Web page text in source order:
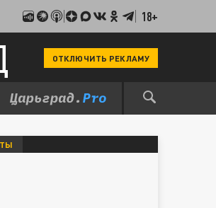
18+
ОТКЛЮЧИТЬ РЕКЛАМУ